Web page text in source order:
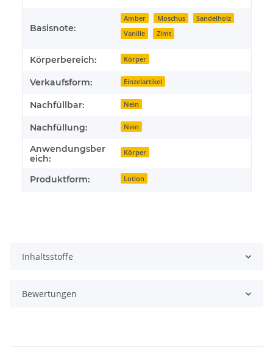
Basisnote:
Amber Moschus
Sandelholz
Vanille
Zimt
Körperbereich: Körper
Verkaufsform: Einzelartikel
Nachfüllbar: Nein
Nachfüllung: Nein
Anwendungsber
eich:
Körper
Produktform: Lotion
Inhaltsstoffe
Bewertungen